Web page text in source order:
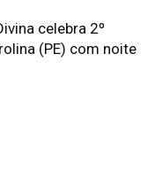
celebra 2º
(PE) com noite